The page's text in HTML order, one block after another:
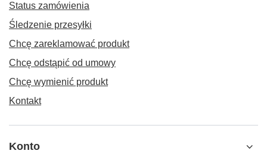
Status zamówienia
Śledzenie przesyłki
Chcę zareklamować produkt
Chcę odstąpić od umowy
Chcę wymienić produkt
Kontakt
Konto